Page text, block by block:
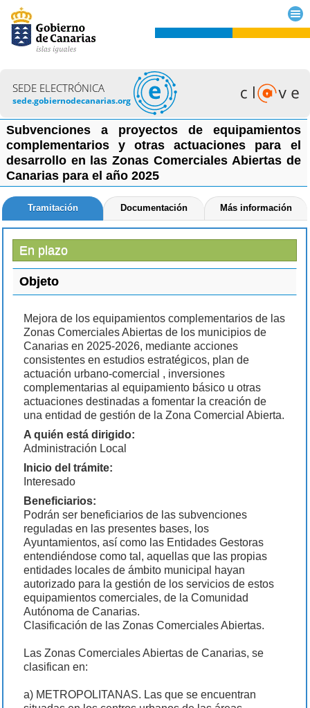
SEDE ELECTRÓNICA
sede.gobiernodecanarias.org
Subvenciones a proyectos de equipamientos
complementarios y otras actuaciones para el
desarrollo en las Zonas Comerciales Abiertas de
Canarias para el año 2025
Tramitación Documentación Más información
En plazo
Objeto
Mejora de los equipamientos complementarios de las
Zonas Comerciales Abiertas de los municipios de
Canarias en 2025-2026, mediante acciones
consistentes en estudios estratégicos, plan de
actuación urbano-comercial , inversiones
complementarias al equipamiento básico u otras
actuaciones destinadas a fomentar la creación de
una entidad de gestión de la Zona Comercial Abierta.
A quién está dirigido:
Administración Local
Inicio del trámite:
Interesado
Beneficiarios:
Podrán ser beneficiarios de las subvenciones
reguladas en las presentes bases, los
Ayuntamientos, así como las Entidades Gestoras
entendiéndose como tal, aquellas que las propias
entidades locales de ámbito municipal hayan
autorizado para la gestión de los servicios de estos
equipamientos comerciales, de la Comunidad
Autónoma de Canarias.
Clasificación de las Zonas Comerciales Abiertas.
Las Zonas Comerciales Abiertas de Canarias, se
clasifican en:
a) METROPOLITANAS. Las que se encuentran